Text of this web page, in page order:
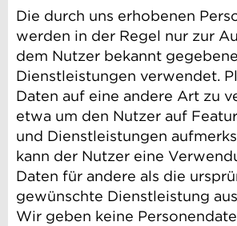
Die durch uns erhobenen
werden in der Regel nur zur
dem Nutzer bekannt
Dienstleistungen verwendet.
Daten auf eine andere Art zu
etwa um den Nutzer auf
und Dienstleistungen
kann der Nutzer eine
Daten für andere als die
gewünschte Dienstleistung
Wir geben keine